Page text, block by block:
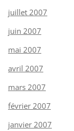
juillet 2007
juin 2007
mai 2007
avril 2007
mars 2007
février 2007
janvier 2007